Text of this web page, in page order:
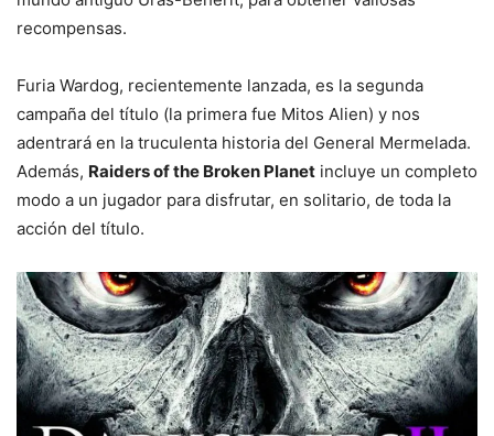
recompensas.
Furia Wardog, recientemente lanzada, es la segunda
campaña del título (la primera fue Mitos Alien) y nos
adentrará en la truculenta historia del General Mermelada.
Además, Raiders of the Broken Planet incluye un completo
modo a un jugador para disfrutar, en solitario, de toda la
acción del título.